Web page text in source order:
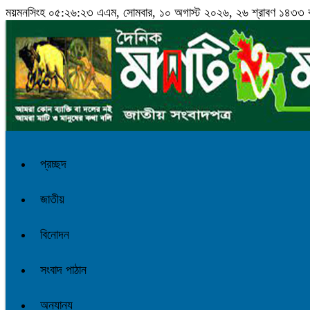
ময়মনসিংহ ০৫:২৬:২৪ এএম, সোমবার, ১০ অগাস্ট ২০২৬, ২৬ শ্রাবণ ১৪৩৩
প্রচ্ছদ
জাতীয়
বিনোদন
সংবাদ পাঠান
অন্যান্য